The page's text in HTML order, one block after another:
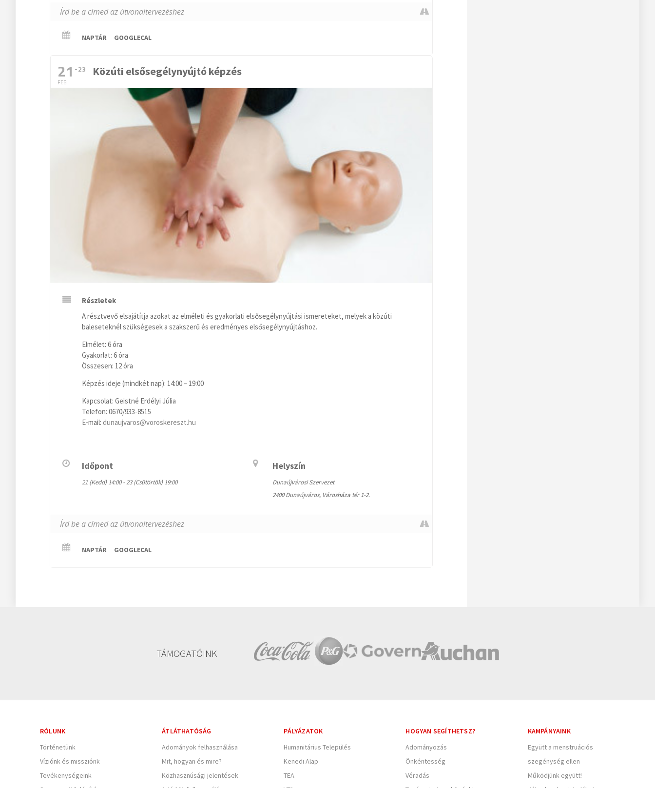
NAPTÁR GOOGLECAL
21
FEB
23 Közúti elsősegélynyújtó képzés
Részletek
A résztvevő elsajátítja azokat az elméleti és gyakorlati elsősegélynyújtási ismereteket, melyek a közúti
baleseteknél szükségesek a szakszerű és eredményes elsősegélynyújtáshoz.
Elmélet: 6 óra
Gyakorlat: 6 óra
Összesen: 12 óra
Képzés ideje (mindkét nap): 14:00 – 19:00
Kapcsolat: Geistné Erdélyi Júlia
Telefon: 0670/933-8515
E-mail: dunaujvaros@voroskereszt.hu
Időpont
21 (Kedd) 14:00 - 23 (Csütörtök) 19:00
Helyszín
Dunaújvárosi Szervezet
2400 Dunaújváros, Városháza tér 1-2.
NAPTÁR GOOGLECAL
TÁMOGATÓINK
RÓLUNK
Történetünk
Víziónk és missziónk
Tevékenységeink
ÁTLÁTHATÓSÁG
Adományok felhasználása
Mit, hogyan és mire?
Közhasznúsági jelentések
PÁLYÁZATOK
Humanitárius Település
Kenedi Alap
TEA
HOGYAN SEGÍTHETSZ?
Adományozás
Önkéntesség
Véradás
KAMPÁNYAINK
Együtt a menstruációs
szegénység ellen
Működjünk együtt!